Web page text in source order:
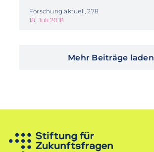
Forschung aktuell, 278
18. Juli 2018
Mehr Beiträge laden